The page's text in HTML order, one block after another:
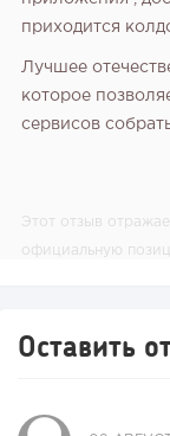
приходится
Лучшее
которое
сервисов
Этот отзыв
официальную
Оставить